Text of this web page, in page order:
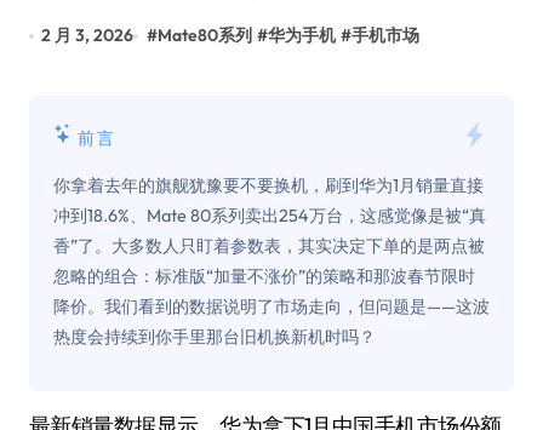
2 月 3, 2026 #Mate80系列 #华为手机 #手机市场
前言
你拿着去年的旗舰犹豫要不要换机，刷到华为1月销量直接
冲到18.6%、Mate 80系列卖出254万台，这感觉像是被“真
香”了。大多数人只盯着参数表，其实决定下单的是两点被
忽略的组合：标准版“加量不涨价”的策略和那波春节限时
降价。我们看到的数据说明了市场走向，但问题是——这波
热度会持续到你手里那台旧机换新机时吗？